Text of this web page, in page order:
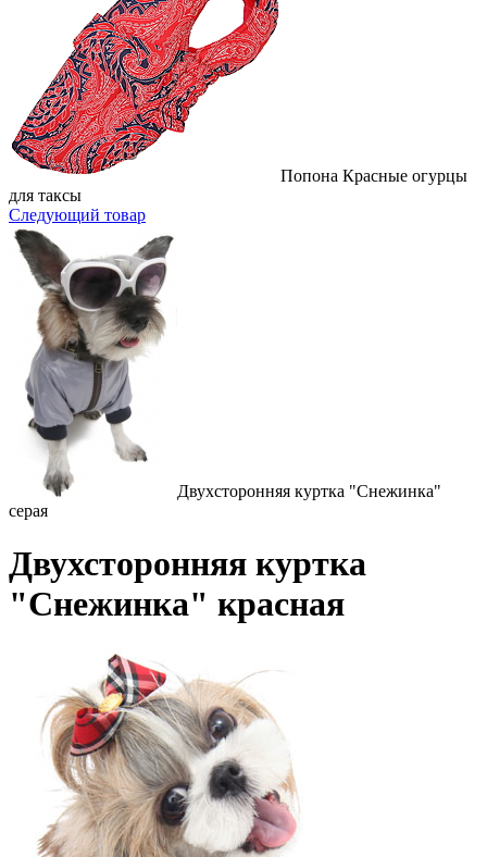
Попона Красные огурцы
для таксы
Следующий товар
Двухсторонняя куртка "Снежинка"
серая
Двухсторонняя куртка
"Снежинка" красная